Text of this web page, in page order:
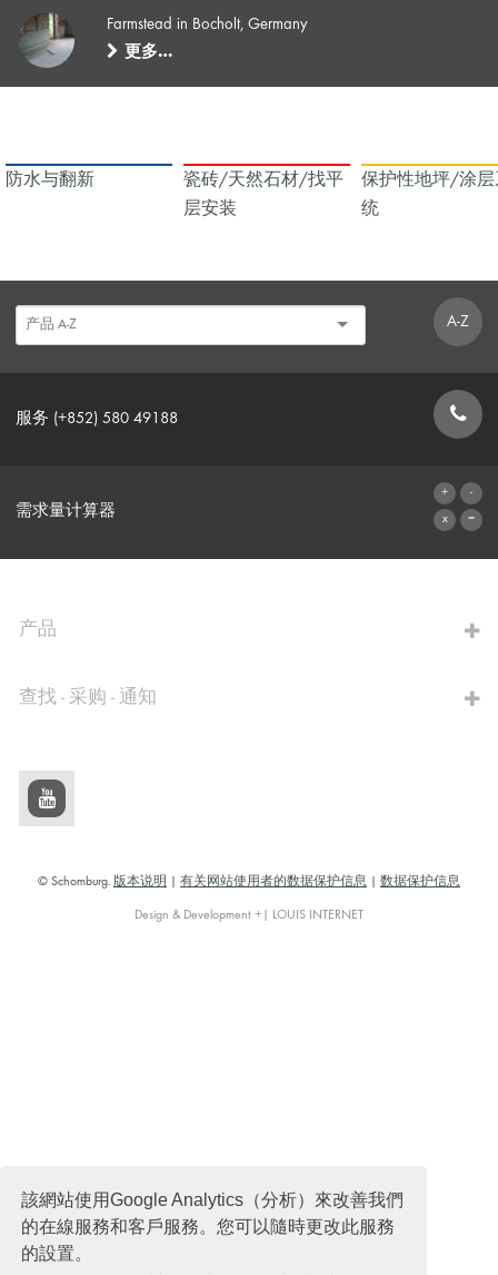
該網站使用Google Analytics（分析）來改善我們
的在線服務和客戶服務。您可以隨時更改此服務
的設置。
Farmstead in Bocholt, Germany
更多…
防水与翻新
瓷砖/天然石材/找平
层安装
保护性地坪/涂层
统
A-Z
服务 (+852) 580 49188
需求量计算器
产品
查找 - 采购 - 通知
© Schomburg. 版本说明 有关网站使用者的数据保护信息 数据保护信息
Design & Development +| LOUIS INTERNET